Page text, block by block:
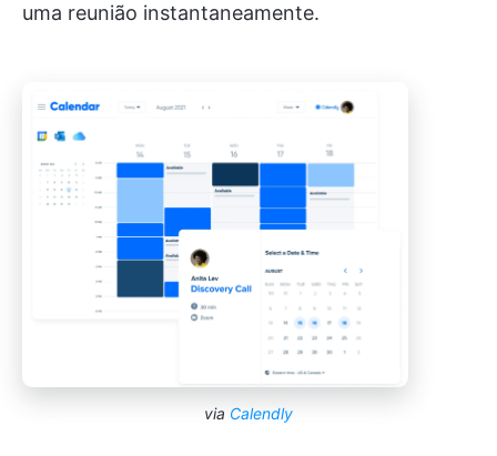
uma reunião instantaneamente.
via Calendly